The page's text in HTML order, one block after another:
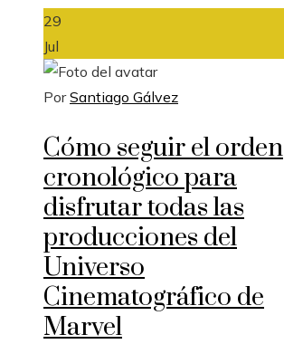
29
Jul
PorSantiago Gálvez
Cómo seguir el orden
cronológico para
disfrutar todas las
producciones del
Universo
Cinematográfico de
Marvel